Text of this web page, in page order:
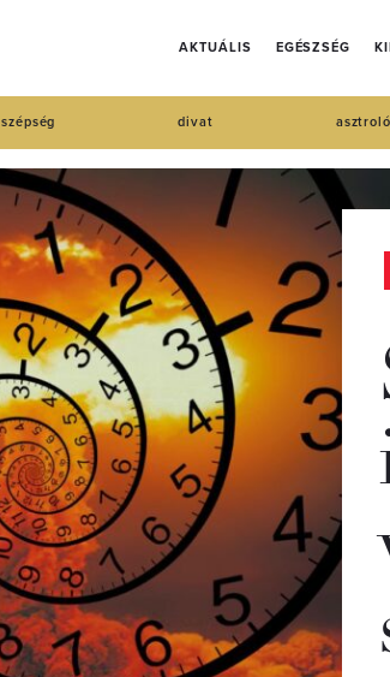
AKTUÁLIS EGÉSZSÉG
szépség divat